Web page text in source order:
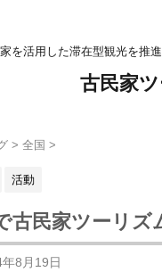
を活用した滞在型観光を推進
古民家
> 全国 >
活動
古民家ツーリズ
8月19日